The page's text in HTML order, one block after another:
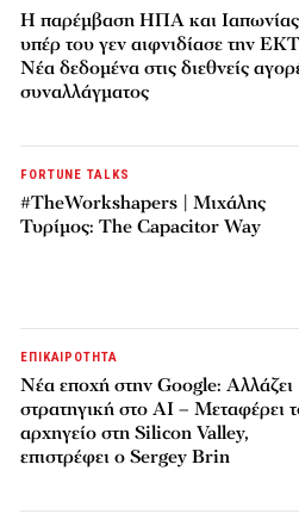
Η παρέμβαση ΗΠΑ και Ιαπωνίας
υπέρ του γεν αιφνιδίασε την
Νέα δεδομένα στις διεθνείς
συναλλάγματος
FORTUNE TALKS
#TheWorkshapers | Μιχάλης
Τυρίμος: The Capacitor Way
ΕΠΙΚΑΙΡΟΤΗΤΑ
Νέα εποχή στην Google: Αλλάζει
στρατηγική στο AI – Μεταφέρει
αρχηγείο στη Silicon Valley,
επιστρέφει ο Sergey Brin